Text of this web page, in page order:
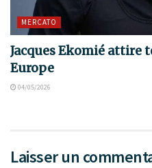
MERCATO
Jacques Ekomié attire
Europe
04/05/2026
Laisser un